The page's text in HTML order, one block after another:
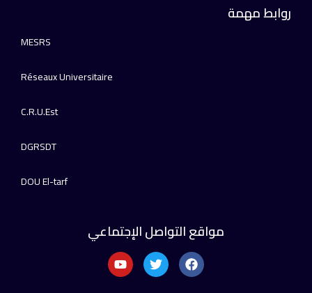
روابط مهمة
MESRS
Réseaux Universitaire
C.R.U.Est
DGRSDT
DOU El-tarf
مواقع التواصل الإجتماعي